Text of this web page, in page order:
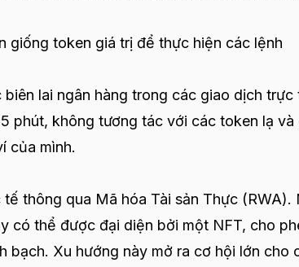
giống token giá trị để thực hiện các lệnh
lai ngân hàng trong các giao dịch trực
phút, không tương tác với các token lạ và
của mình.
thông qua Mã hóa Tài sản Thực (RWA).
có thể được đại diện bởi một NFT, cho
bạch. Xu hướng này mở ra cơ hội lớn cho